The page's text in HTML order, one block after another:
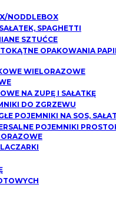
NODDLEBOX
SPAGHETTI
SZTUĆCE
OPAKOWANIA
WIELORAZOWE
NA ZUPĘ I SAŁATKĘ
DO ZGRZEWU
POJEMNIKI NA SOS,
POJEMNIKI